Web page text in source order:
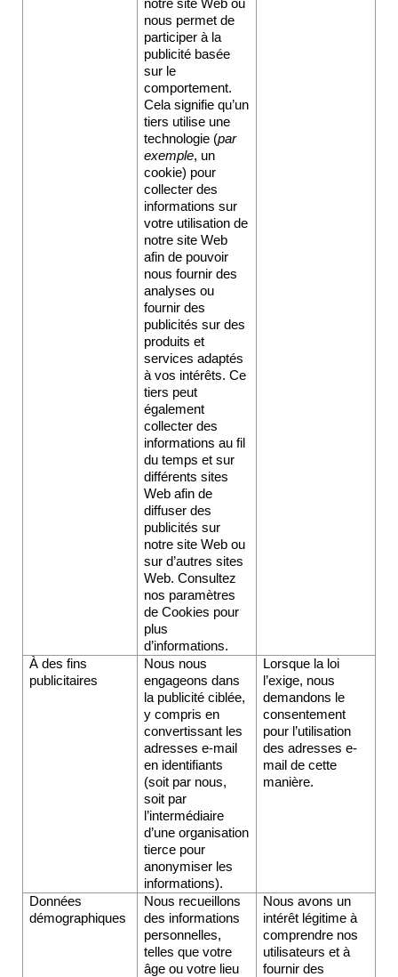
notre site Web ou
nous permet de
participer à la
publicité basée
sur le
comportement.
Cela signifie qu’un
tiers utilise une
technologie (par
exemple, un
cookie) pour
collecter des
informations sur
votre utilisation de
notre site Web
afin de pouvoir
nous fournir des
analyses ou
fournir des
publicités sur des
produits et
services adaptés
à vos intérêts. Ce
tiers peut
également
collecter des
informations au fil
du temps et sur
différents sites
Web afin de
diffuser des
publicités sur
notre site Web ou
sur d’autres sites
Web. Consultez
nos paramètres
de Cookies pour
plus
d’informations.
À des fins
publicitaires
Nous nous
engageons dans
la publicité ciblée,
y compris en
convertissant les
adresses e-mail
en identifiants
(soit par nous,
soit par
l’intermédiaire
d’une organisation
tierce pour
anonymiser les
informations).
Lorsque la loi
l’exige, nous
demandons le
consentement
pour l’utilisation
des adresses e-
mail de cette
manière.
Données
démographiques
Nous recueillons
des informations
personnelles,
telles que votre
âge ou votre lieu
Nous avons un
intérêt légitime à
comprendre nos
utilisateurs et à
fournir des